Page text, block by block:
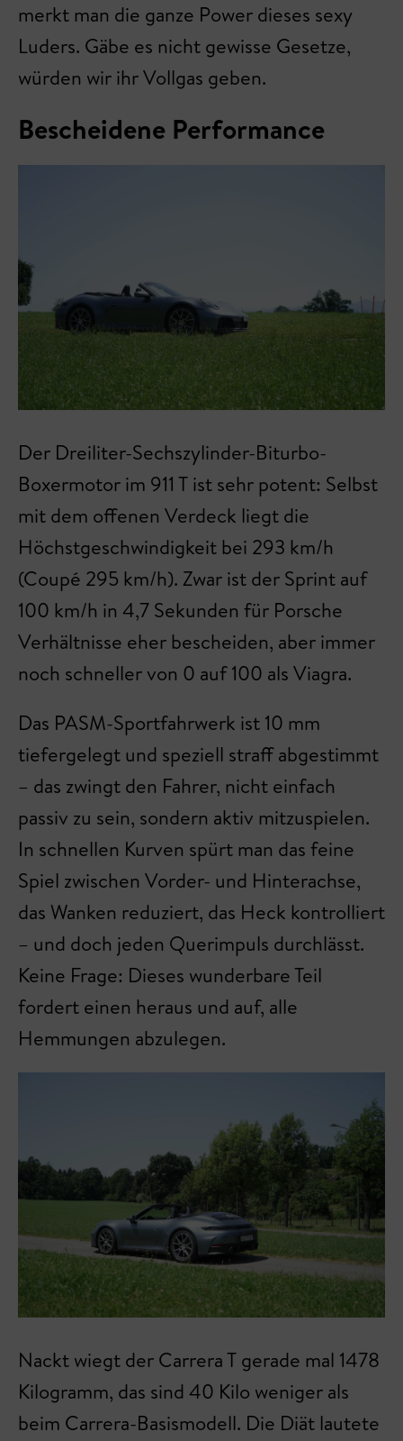
merkt man die ganze Power dieses sexy
Luders. Gäbe es nicht gewisse Gesetze,
würden wir ihr Vollgas geben.
Bescheidene Performance
Der Dreiliter-Sechszylinder-Biturbo-
Boxermotor im 911 T ist sehr potent: Selbst
mit dem offenen Verdeck liegt die
Höchstgeschwindigkeit bei 293 km/h
(Coupé 295 km/h). Zwar ist der Sprint auf
100 km/h in 4,7 Sekunden für Porsche
Verhältnisse eher bescheiden, aber immer
noch schneller von 0 auf 100 als Viagra.
Das PASM-Sportfahrwerk ist 10 mm
tiefergelegt und speziell straff abgestimmt
– das zwingt den Fahrer, nicht einfach
passiv zu sein, sondern aktiv mitzuspielen.
In schnellen Kurven spürt man das feine
Spiel zwischen Vorder- und Hinterachse,
das Wanken reduziert, das Heck kontrolliert
– und doch jeden Querimpuls durchlässt.
Keine Frage: Dieses wunderbare Teil
fordert einen heraus und auf, alle
Hemmungen abzulegen.
Nackt wiegt der Carrera T gerade mal 1478
Kilogramm, das sind 40 Kilo weniger als
beim Carrera-Basismodell. Die Diät lautete